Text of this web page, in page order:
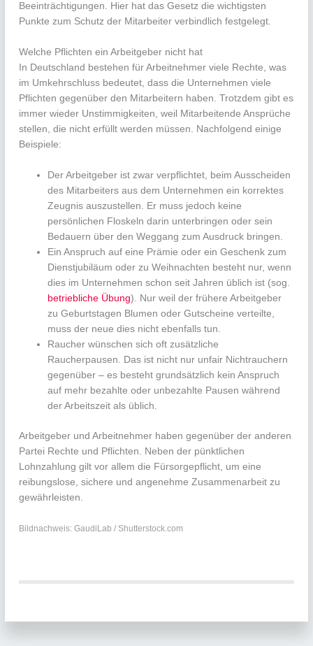
Beeinträchtigungen. Hier hat das Gesetz die wichtigsten
Punkte zum Schutz der Mitarbeiter verbindlich festgelegt.
Welche Pflichten ein Arbeitgeber nicht hat
In Deutschland bestehen für Arbeitnehmer viele Rechte, was
im Umkehrschluss bedeutet, dass die Unternehmen viele
Pflichten gegenüber den Mitarbeitern haben. Trotzdem gibt es
immer wieder Unstimmigkeiten, weil Mitarbeitende Ansprüche
stellen, die nicht erfüllt werden müssen. Nachfolgend einige
Beispiele:
Der Arbeitgeber ist zwar verpflichtet, beim Ausscheiden
des Mitarbeiters aus dem Unternehmen ein korrektes
Zeugnis auszustellen. Er muss jedoch keine
persönlichen Floskeln darin unterbringen oder sein
Bedauern über den Weggang zum Ausdruck bringen.
Ein Anspruch auf eine Prämie oder ein Geschenk zum
Dienstjubiläum oder zu Weihnachten besteht nur, wenn
dies im Unternehmen schon seit Jahren üblich ist (sog.
betriebliche Übung). Nur weil der frühere Arbeitgeber
zu Geburtstagen Blumen oder Gutscheine verteilte,
muss der neue dies nicht ebenfalls tun.
Raucher wünschen sich oft zusätzliche
Raucherpausen. Das ist nicht nur unfair Nichtrauchern
gegenüber – es besteht grundsätzlich kein Anspruch
auf mehr bezahlte oder unbezahlte Pausen während
der Arbeitszeit als üblich.
Arbeitgeber und Arbeitnehmer haben gegenüber der anderen
Partei Rechte und Pflichten. Neben der pünktlichen
Lohnzahlung gilt vor allem die Fürsorgepflicht, um eine
reibungslose, sichere und angenehme Zusammenarbeit zu
gewährleisten.
Bildnachweis: GaudiLab / Shutterstock.com